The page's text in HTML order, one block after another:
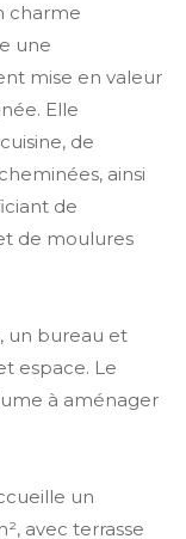
charme
une
mise en valeur
Elle
de
ainsi
de
de moulures
un bureau et
espace. Le
à aménager
un
avec terrasse